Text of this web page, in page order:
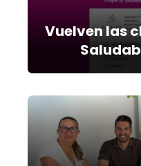
Vuelven las